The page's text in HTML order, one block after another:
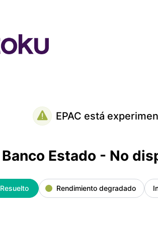
EPAC está
Banco Estado - No
Resuelto Rendimiento degradado